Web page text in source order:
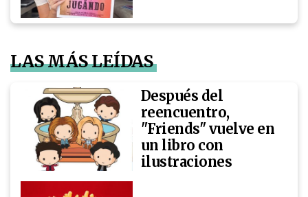
LAS MÁS LEÍDAS
Después del
reencuentro,
"Friends" vuelve en
un libro con
ilustraciones